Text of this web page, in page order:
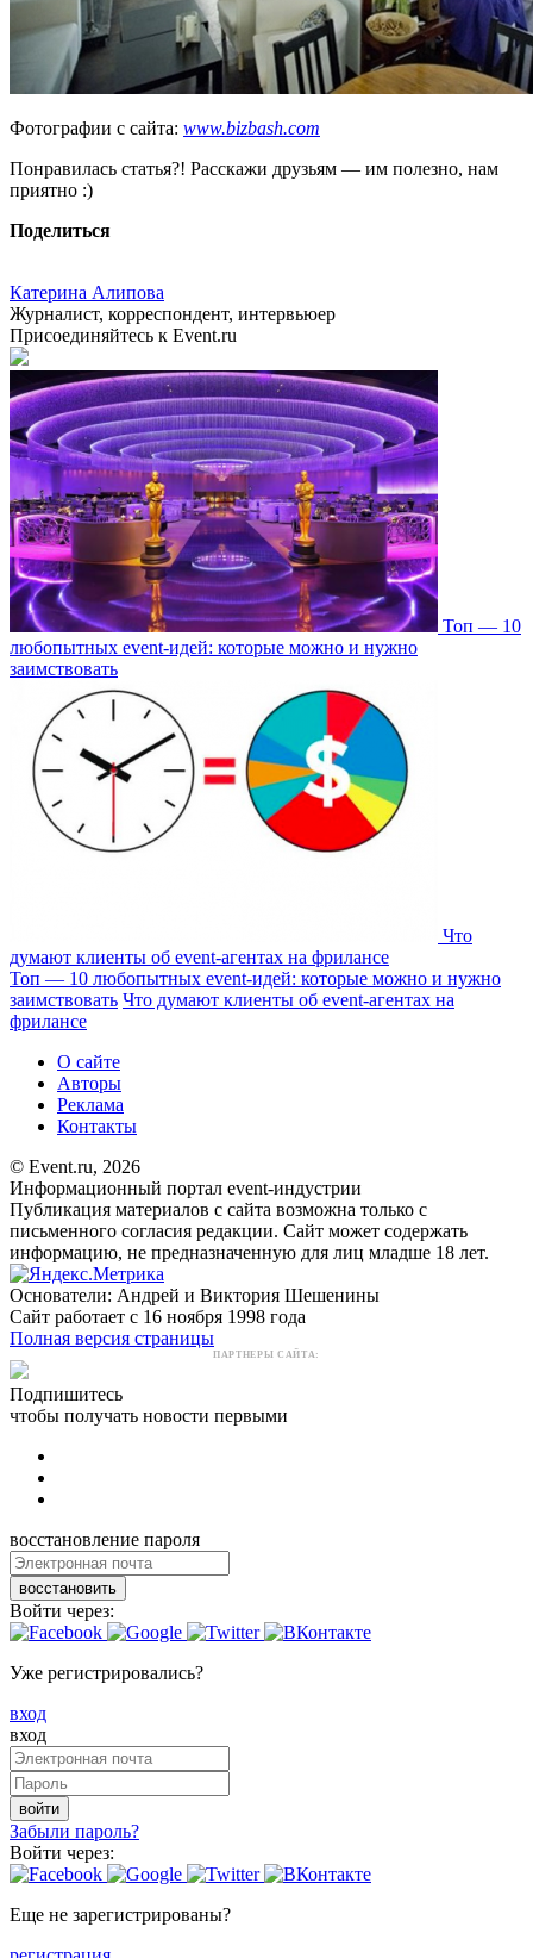
Фотографии с сайта: www.bizbash.com
Понравилась статья?! Расскажи друзьям — им полезно, нам
приятно :)
Поделиться
Катерина Алипова
Журналист, корреспондент, интервьюер
Присоединяйтесь к Event.ru
Топ — 10
любопытных event-идей: которые можно и нужно
заимствовать
Что
думают клиенты об event-агентах на фрилансе
Топ — 10 любопытных event-идей: которые можно и нужно
заимствовать Что думают клиенты об event-агентах на
фрилансе
О сайте
Авторы
Реклама
Контакты
© Event.ru, 2026
Информационный портал event-индустрии
Публикация материалов с сайта возможна только с
письменного согласия редакции. Сайт может содержать
информацию, не предназначенную для лиц младше 18 лет.
Основатели: Андрей и Виктория Шешенины
Сайт работает с 16 ноября 1998 года
Полная версия страницы
ПАРТНЕРЫ САЙТА:
Подпишитесь
чтобы получать новости первыми
восстановление пароля
восстановить
Войти через:
Уже регистрировались?
вход
вход
войти
Забыли пароль?
Войти через:
Еще не зарегистрированы?